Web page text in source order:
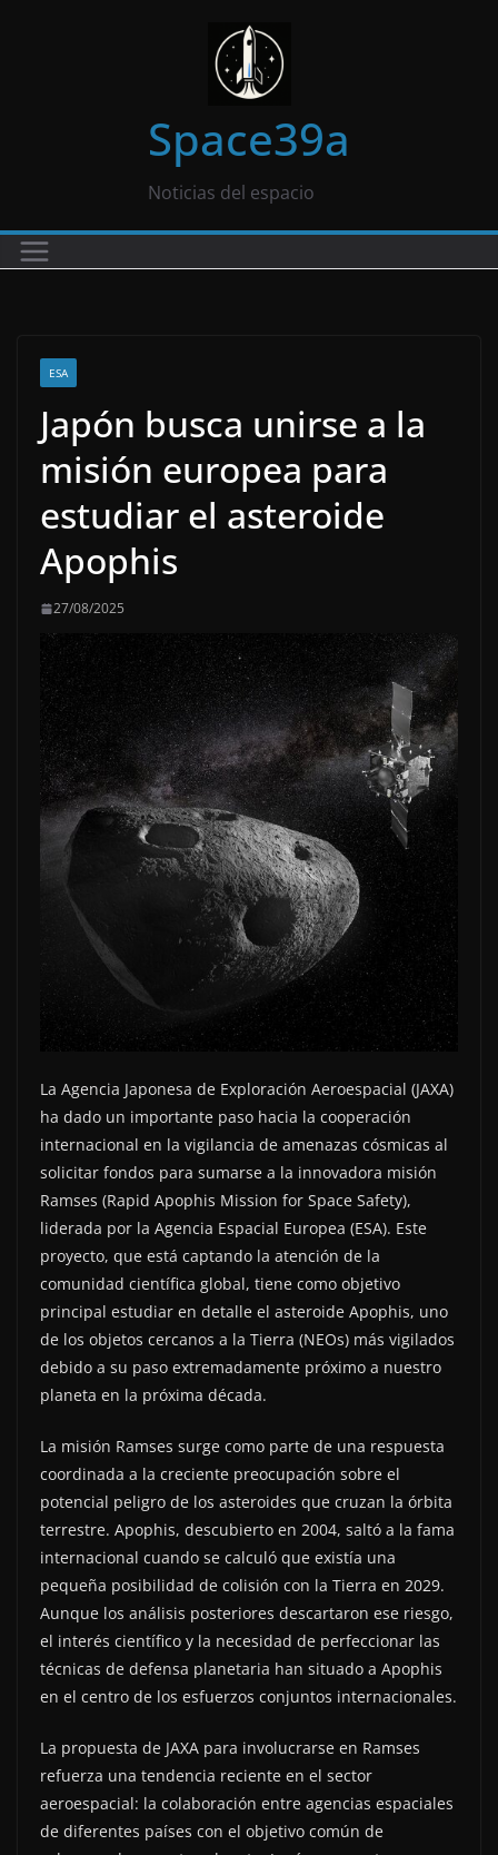
Space39a
Noticias del espacio
ESA
Japón busca unirse a la
misión europea para
estudiar el asteroide
Apophis
27/08/2025
La Agencia Japonesa de Exploración Aeroespacial (JAXA)
ha dado un importante paso hacia la cooperación
internacional en la vigilancia de amenazas cósmicas al
solicitar fondos para sumarse a la innovadora misión
Ramses (Rapid Apophis Mission for Space Safety),
liderada por la Agencia Espacial Europea (ESA). Este
proyecto, que está captando la atención de la
comunidad científica global, tiene como objetivo
principal estudiar en detalle el asteroide Apophis, uno
de los objetos cercanos a la Tierra (NEOs) más vigilados
debido a su paso extremadamente próximo a nuestro
planeta en la próxima década.
La misión Ramses surge como parte de una respuesta
coordinada a la creciente preocupación sobre el
potencial peligro de los asteroides que cruzan la órbita
terrestre. Apophis, descubierto en 2004, saltó a la fama
internacional cuando se calculó que existía una
pequeña posibilidad de colisión con la Tierra en 2029.
Aunque los análisis posteriores descartaron ese riesgo,
el interés científico y la necesidad de perfeccionar las
técnicas de defensa planetaria han situado a Apophis
en el centro de los esfuerzos conjuntos internacionales.
La propuesta de JAXA para involucrarse en Ramses
refuerza una tendencia reciente en el sector
aeroespacial: la colaboración entre agencias espaciales
de diferentes países con el objetivo común de